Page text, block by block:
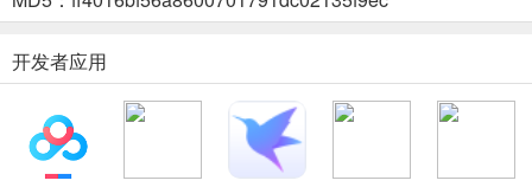
1、这是植物大战僵尸一代改版。
2、其中涉及融合元素。
3、还包含杂交等元素。
开发者应用